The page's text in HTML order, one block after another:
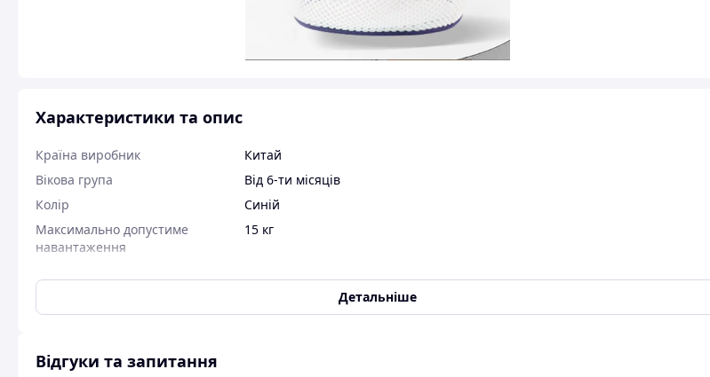
Характеристики та опис
Країна виробник
Китай
Вікова група
Від 6-ти місяців
Колір
Синій
Максимально допустиме
навантаження
15 кг
Дихаючі віжки-ходунки 3D повністю дихаюча версія — ідеальний помічник для малюків, які вчаться ходити.
Виготовлені з високоякісної 3D сітки та покриття, що забезпечує відмінну вентиляцію та комфорт навіть у
спекотну погоду. Регулювані ремені дозволяють налаштувати під зріст дитини: обхват грудей 58-68 см,
кроках. Легкі, компактні та безпечні — відмінний вибір для дому та прогулянок.
Детальніше
Відгуки та запитання